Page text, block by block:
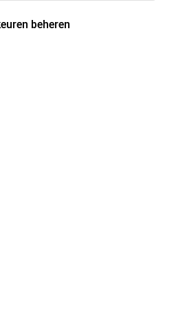
beheren